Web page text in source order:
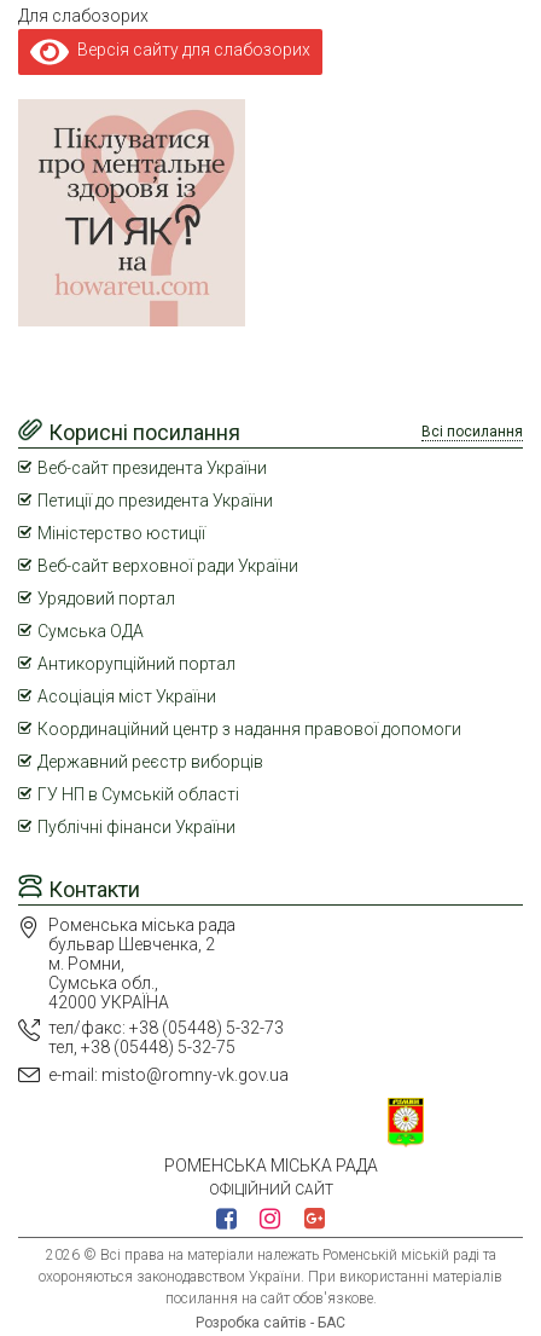
Для слабозорих
Версія сайту для слабозорих
РОМЕНСЬКА МІСЬКА РАДА
ОФІЦІЙНИЙ САЙТ
2026 © Всі права на матеріали належать Роменській міській раді та
охороняються законодавством України. При використанні матеріалів
посилання на сайт обов'язкове.
Розробка сайтів - БАС
Контакти
Роменська міська рада
бульвар Шевченка, 2
м. Ромни,
Сумська обл.,
42000 УКРАЇНА
тел/факс: +38 (05448) 5-32-73
тел, +38 (05448) 5-32-75
e-mail: misto@romny-vk.gov.ua
Корисні посилання Всі посилання
Веб-сайт президента України
Петиції до президента України
Міністерство юстиції
Веб-сайт верховної ради України
Урядовий портал
Сумська ОДА
Антикорупційний портал
Асоціація міст України
Координаційний центр з надання правової допомоги
Державний реєстр виборців
ГУ НП в Сумській області
Публічні фінанси України